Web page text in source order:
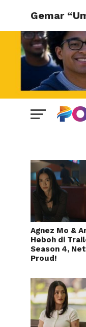
Gemar
Agnez Mo &
Heboh di
Season 4,
Proud!